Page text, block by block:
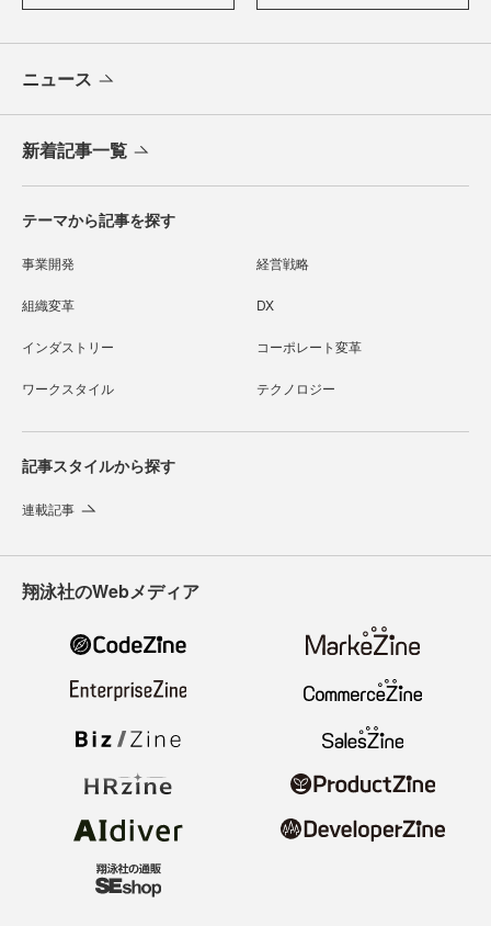
ニュース
新着記事一覧
テーマから記事を探す
事業開発 経営戦略
組織変革 DX
インダストリー コーポレート変革
ワークスタイル テクノロジー
記事スタイルから探す
連載記事
翔泳社のWebメディア